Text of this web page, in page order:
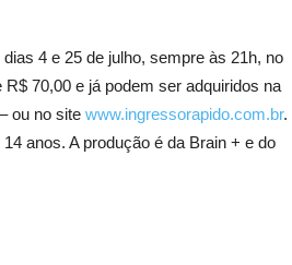
4 e 25 de julho, sempre às 21h, no
70,00 e já podem ser adquiridos na
ou no site www.ingressorapido.com.br.
anos. A produção é da Brain + e do